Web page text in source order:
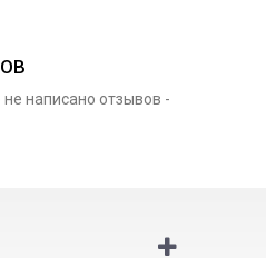
написано отзывов -